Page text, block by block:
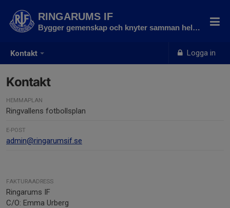
Kontakt Logga in
RINGARUMS IF
Bygger gemenskap och knyter samman hela byn
Kontakt
HEMMAPLAN
Ringvallens fotbollsplan
E-POST
admin@ringarumsif.se
FAKTURAADRESS
Ringarums IF
C/O: Emma Urberg